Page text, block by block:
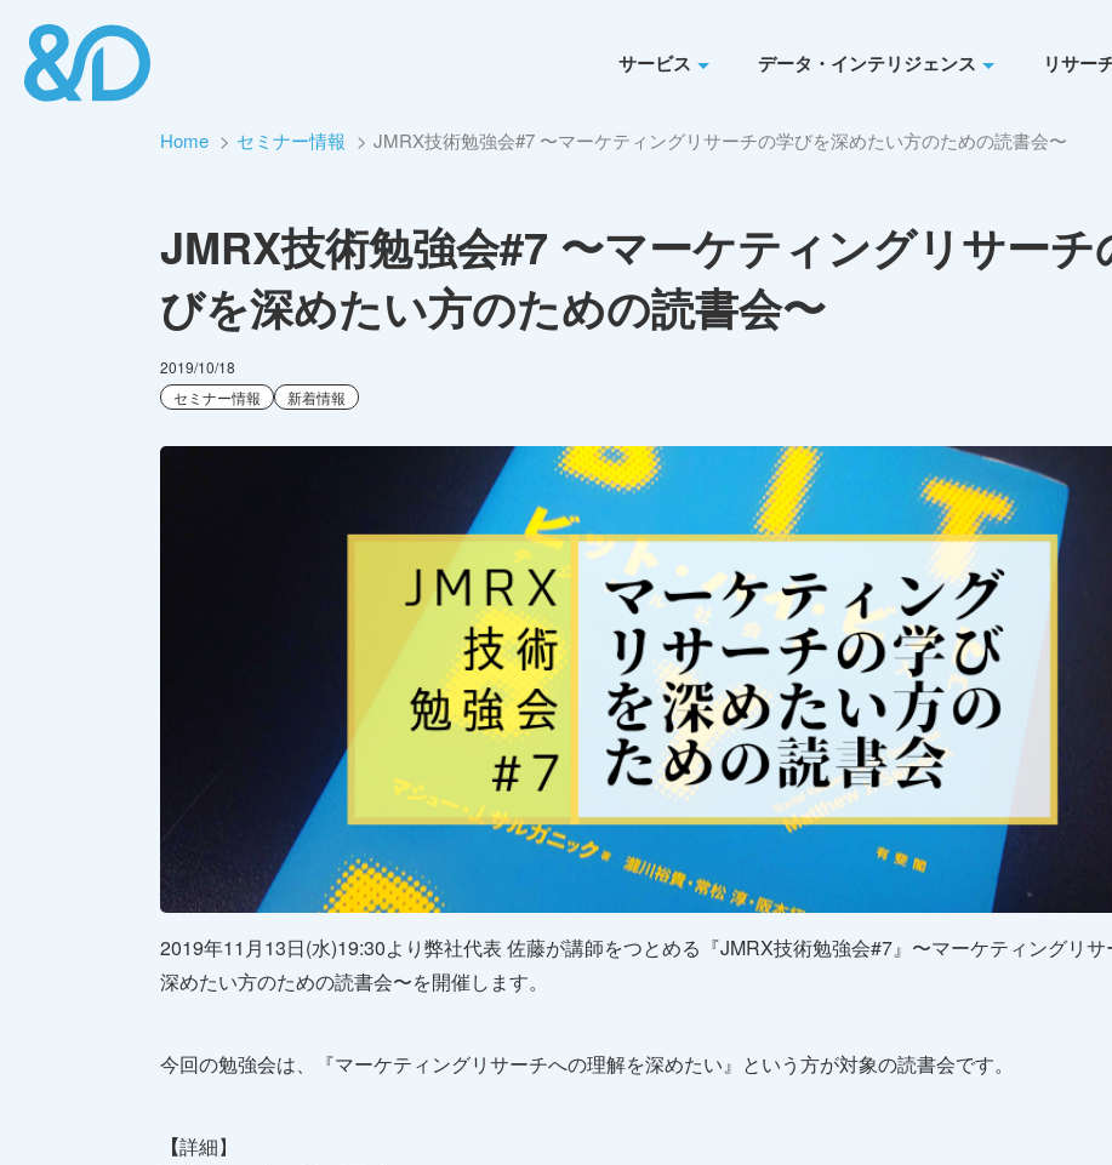
サービス データ・インテリジェンス リサー
Home セミナー情報 JMRX技術勉強会#7 〜マーケティングリサーチの学びを深めたい方のための読書会〜
JMRX技術勉強会#7 〜マーケティングリサーチ
びを深めたい方のための読書会〜
2019/10/18
セミナー情報
新着情報
2019年11月13日(水)19:30より弊社代表 佐藤が講師をつとめる『JMRX技術勉強会#7』〜マーケティングリ
深めたい方のための読書会〜を開催します。
今回の勉強会は、『マーケティングリサーチへの理解を深めたい』という方が対象の読書会です。
【詳細】